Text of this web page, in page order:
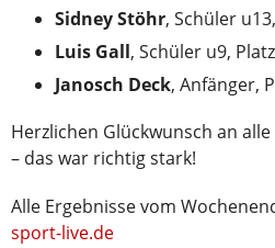
Sidney Stöhr, Schüler
Luis Gall, Schüler u9,
Janosch Deck, Anfänger,
Herzlichen Glückwunsch an
– das war richtig stark!
Alle Ergebnisse vom
sport-live.de